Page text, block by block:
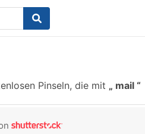
Pinseln, die mit mail